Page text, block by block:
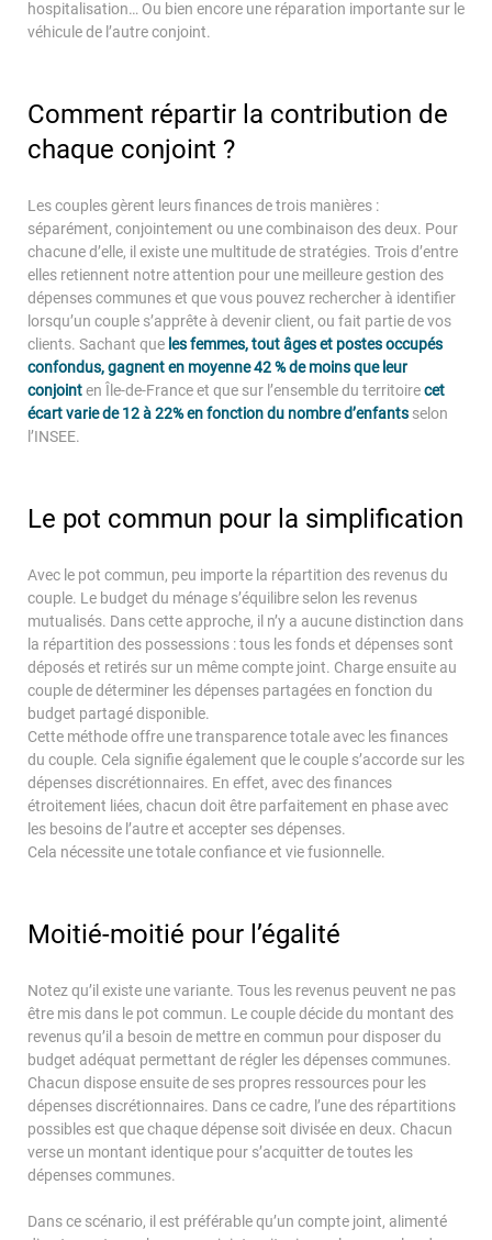
hospitalisation… Ou bien encore une réparation importante sur le
véhicule de l’autre conjoint.
Comment répartir la contribution de
chaque conjoint ?
Les couples gèrent leurs finances de trois manières :
séparément, conjointement ou une combinaison des deux. Pour
chacune d’elle, il existe une multitude de stratégies. Trois d’entre
elles retiennent notre attention pour une meilleure gestion des
dépenses communes et que vous pouvez rechercher à identifier
lorsqu’un couple s’apprête à devenir client, ou fait partie de vos
clients. Sachant que lesfemmes, tout âges et postes occupés
confondus, gagnent en moyenne 42 % de moins que leur
conjointen Île-de-France et que sur l’ensemble du territoirecet
écart varie de 12 à 22% en fonctiondu nombre d’enfants selon
l’INSEE.
Le pot commun pour la simplification
Avec le pot commun, peu importe la répartition des revenus du
couple. Le budget du ménage s’équilibre selon les revenus
mutualisés. Dans cette approche, il n’y a aucune distinction dans
la répartition des possessions : tous les fonds et dépenses sont
déposés et retirés sur un même compte joint. Charge ensuite au
couple de déterminer les dépenses partagées en fonction du
budget partagé disponible.
Cette méthode offre une transparence totale avec les finances
du couple. Cela signifie également que le couple s’accorde sur les
dépenses discrétionnaires. En effet, avec des finances
étroitement liées, chacun doit être parfaitement en phase avec
les besoins de l’autre et accepter ses dépenses.
Cela nécessite une totale confiance et vie fusionnelle.
Moitié-moitié pour l’égalité
Notez qu’il existe une variante. Tous les revenus peuvent ne pas
être mis dans le pot commun. Le couple décide du montant des
revenus qu’il a besoin de mettre en commun pour disposer du
budget adéquat permettant de régler les dépenses communes.
Chacun dispose ensuite de ses propres ressources pour les
dépenses discrétionnaires. Dans ce cadre, l’une des répartitions
possibles est que chaque dépense soit divisée en deux. Chacun
verse un montant identique pour s’acquitter de toutes les
dépenses communes.
Dans ce scénario, il est préférable qu’un compte joint, alimenté